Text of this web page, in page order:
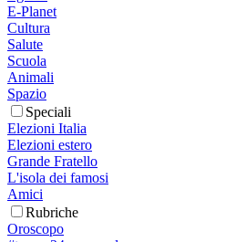
E-Planet
Cultura
Salute
Scuola
Animali
Spazio
Speciali
Elezioni Italia
Elezioni estero
Grande Fratello
L'isola dei famosi
Amici
Rubriche
Oroscopo